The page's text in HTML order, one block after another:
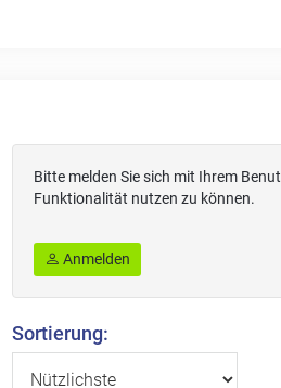
Bitte melden Sie sich mit Ihrem
Funktionalität nutzen zu können.
Anmelden
Sortierung: